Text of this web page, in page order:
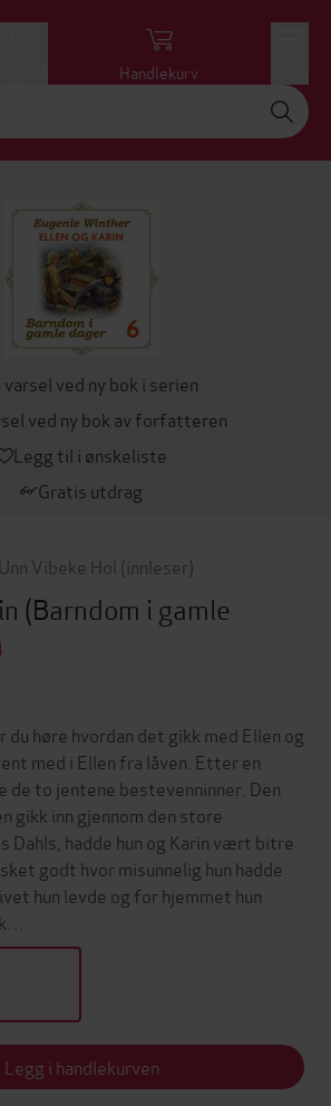
Handlekurv
varsel ved ny bok i serien
ved ny bok av forfatteren
Legg til i ønskeliste
Gratis utdrag
Unn Vibeke Hol (innleser)
(Barndom i gamle
du høre hvordan det gikk med Ellen og
med i Ellen fra låven. Etter en
de to jentene bestevenninner. Den
gikk inn gjennom den store
Dahls, hadde hun og Karin vært bitre
godt hvor misunnelig hun hadde
hun levde og for hjemmet hun
Legg i handlekurven